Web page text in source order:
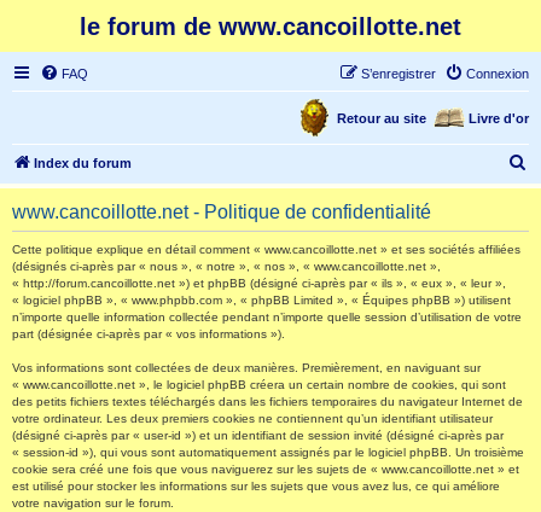
le forum de www.cancoillotte.net
FAQ Connexion
S’enregistrer
Livre d'or
Retour au site
Index du forum
e
www.cancoillotte.net - Politique de confidentialité
Cette politique explique en détail comment « www.cancoillotte.net » et ses sociétés affiliées
(désignés ci-après par « nous », « notre », « nos », « www.cancoillotte.net »,
« http://forum.cancoillotte.net ») et phpBB (désigné ci-après par « ils », « eux », « leur »,
« logiciel phpBB », « www.phpbb.com », « phpBB Limited », « Équipes phpBB ») utilisent
n’importe quelle information collectée pendant n’importe quelle session d’utilisation de votre
part (désignée ci-après par « vos informations »).
Vos informations sont collectées de deux manières. Premièrement, en naviguant sur
« www.cancoillotte.net », le logiciel phpBB créera un certain nombre de cookies, qui sont
des petits fichiers textes téléchargés dans les fichiers temporaires du navigateur Internet de
votre ordinateur. Les deux premiers cookies ne contiennent qu’un identifiant utilisateur
(désigné ci-après par « user-id ») et un identifiant de session invité (désigné ci-après par
« session-id »), qui vous sont automatiquement assignés par le logiciel phpBB. Un troisième
cookie sera créé une fois que vous naviguerez sur les sujets de « www.cancoillotte.net » et
est utilisé pour stocker les informations sur les sujets que vous avez lus, ce qui améliore
votre navigation sur le forum.